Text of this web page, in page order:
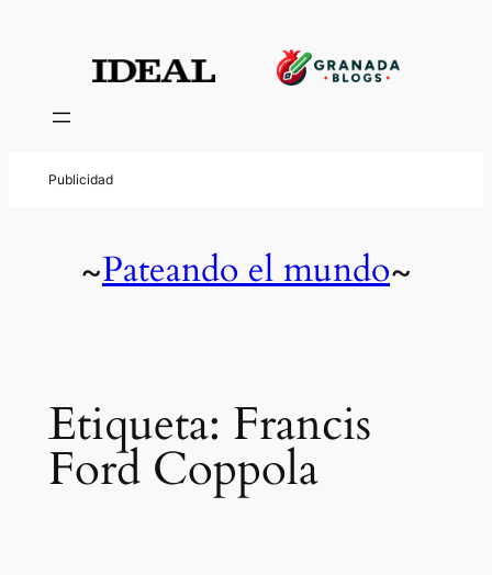
contenido
~Pateando el mundo~
Etiqueta: Francis
Ford Coppola